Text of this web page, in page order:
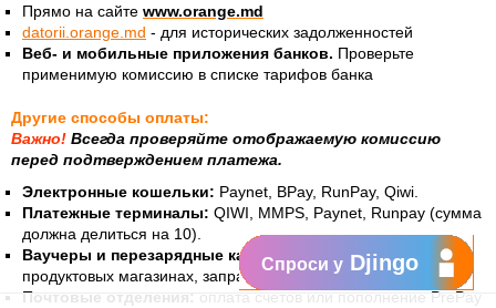
Прямо на сайте www.orange.md
datorii.orange.md - для исторических задолженностей
Веб- и мобильные приложения банков. Проверьте
применимую комиссию в списке тарифов банка
Другие способы оплаты:
Важно! Всегда проверяйте отображаемую комиссию
перед подтверждением платежа.
Электронные кошельки: Paynet, BPay, RunPay, Qiwi.
Платежные терминалы: QIWI, MMPS, Paynet, Runpay (сумма
должна делиться на 10).
Ваучеры и перезарядные карточки:
в магазинах Orange,
продуктовых магазинах, заправках или в газетных киосках.
Почтовые отделения: оплата счетов или пополнение PrePay
Спроси у Djingo